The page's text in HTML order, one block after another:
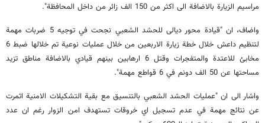
مراسيم الزيارة بالاضافة الى اكثر من 150 الف زائر من داخل المحافظة".
واضاف، ان "قيادة محور ديالى للحشد الشعبي نجحت في توجيه 5 ضربات مهمة
لتنظيم داعش خلال خطة زيارة الاربعين من خلال عمليات نوعية تم خلالها ضبط 6
مخابئ للاعتدة والمتفجرات وقتل 6 ارهابين بينهم قيادي بالاضافة مناطق تزيد
مساحتها عن 50 الف دونم في 6 قواطع مهمة".
واشار الى ان "عمليات الحشد الشعبي بالتنسيق مع بقية التشكيلات الامنية اثمرت
عن نتائج مهمة في عدم تسجيل اي خروقات تستهدف امن الزوار رغم ان عدد